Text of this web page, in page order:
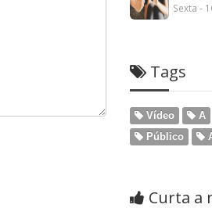
Sexta -
Tags
Vídeo A
Público
Curta a